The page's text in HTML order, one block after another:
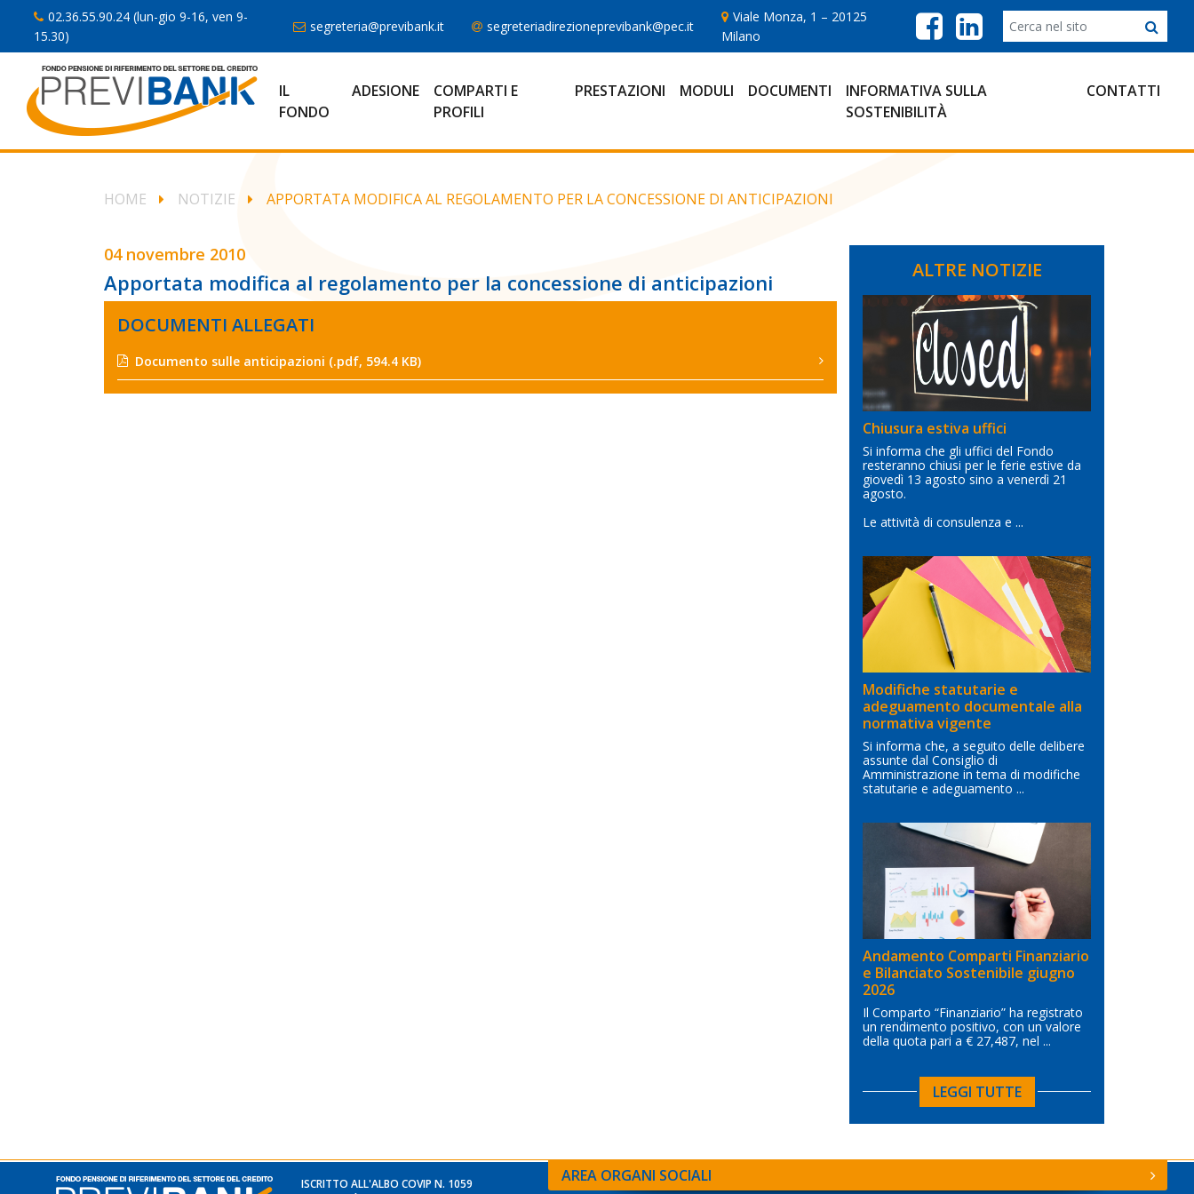
02.36.55.90.24 (lun-gio 9-16, ven 9-
15.30)
segreteria@previbank.it segreteriadirezioneprevibank@pec.it
Viale Monza, 1 – 20125
Milano
IL
FONDO
ADESIONE
COMPARTI E
PROFILI
PRESTAZIONI MODULI DOCUMENTI
INFORMATIVA SULLA
SOSTENIBILITÀ
CONTATTI
HOME NOTIZIE APPORTATA MODIFICA AL REGOLAMENTO PER LA CONCESSIONE DI ANTICIPAZIONI
04 novembre 2010
Apportata modifica al regolamento per la concessione di anticipazioni
DOCUMENTI ALLEGATI
Documento sulle anticipazioni (.pdf, 594.4 KB)
ALTRE NOTIZIE
Chiusura estiva uffici
Si informa che gli uffici del Fondo
resteranno chiusi per le ferie estive da
giovedì 13 agosto sino a venerdì 21
agosto.
Le attività di consulenza e ...
Modifiche statutarie e
adeguamento documentale alla
normativa vigente
Si informa che, a seguito delle delibere
assunte dal Consiglio di
Amministrazione in tema di modifiche
statutarie e adeguamento ...
Andamento Comparti Finanziario
e Bilanciato Sostenibile giugno
2026
Il Comparto “Finanziario” ha registrato
un rendimento positivo, con un valore
della quota pari a € 27,487, nel ...
LEGGI TUTTE
ISCRITTO ALL'ALBO COVIP N. 1059
AREA ORGANI SOCIALI